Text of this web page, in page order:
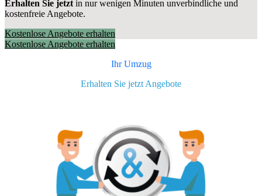
Erhalten Sie jetzt in nur wenigen Minuten unverbindliche und
kostenfreie Angebote.
Kostenlose Angebote erhalten
Kostenlose Angebote erhalten
Ihr Umzug
Erhalten Sie jetzt Angebote